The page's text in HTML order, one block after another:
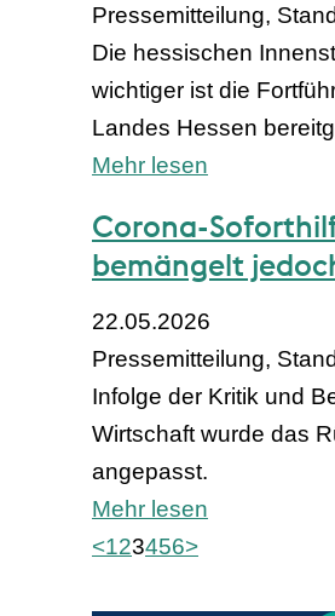
Pressemitteilung,
Die hessischen
wichtiger ist die
Landes Hessen
Mehr lesen
Corona-
bemängelt
22.05.2026
Pressemitteilung,
Infolge der Kritik und
Wirtschaft wurde das
angepasst.
Mehr lesen
<123456>